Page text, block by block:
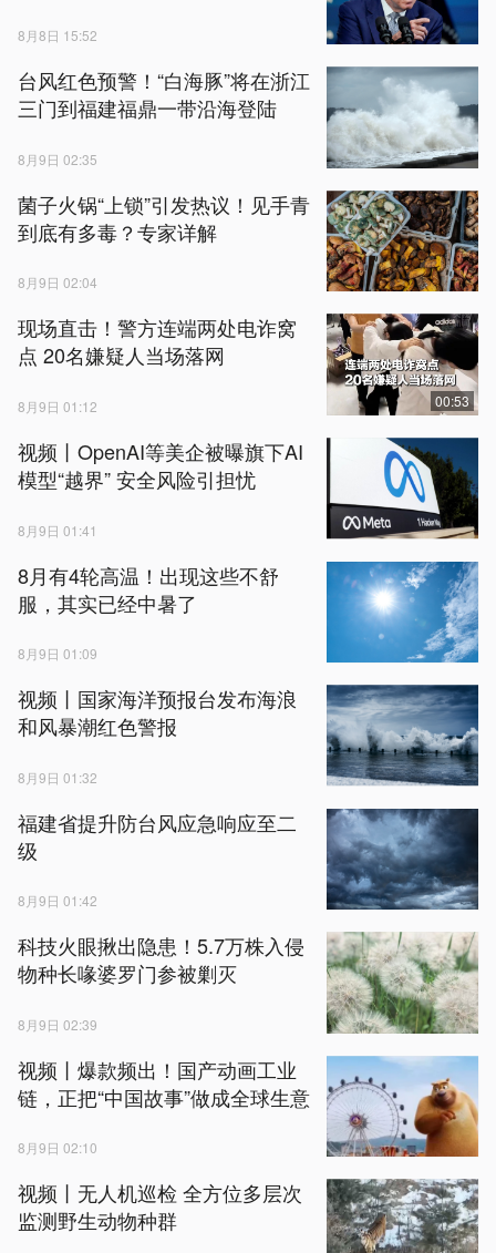
8月8日 15:52
台风红色预警！“白海豚”将在浙江
三门到福建福鼎一带沿海登陆
8月9日 02:35
菌子火锅“上锁”引发热议！见手青
到底有多毒？专家详解
8月9日 02:04
现场直击！警方连端两处电诈窝
点 20名嫌疑人当场落网
8月9日 01:12 00:53
视频丨OpenAI等美企被曝旗下AI
模型“越界” 安全风险引担忧
8月9日 01:41
8月有4轮高温！出现这些不舒
服，其实已经中暑了
8月9日 01:09
视频丨国家海洋预报台发布海浪
和风暴潮红色警报
8月9日 01:32
福建省提升防台风应急响应至二
级
8月9日 01:42
科技火眼揪出隐患！5.7万株入侵
物种长喙婆罗门参被剿灭
8月9日 02:39
视频丨爆款频出！国产动画工业
链，正把“中国故事”做成全球生意
8月9日 02:10
视频丨无人机巡检 全方位多层次
监测野生动物种群